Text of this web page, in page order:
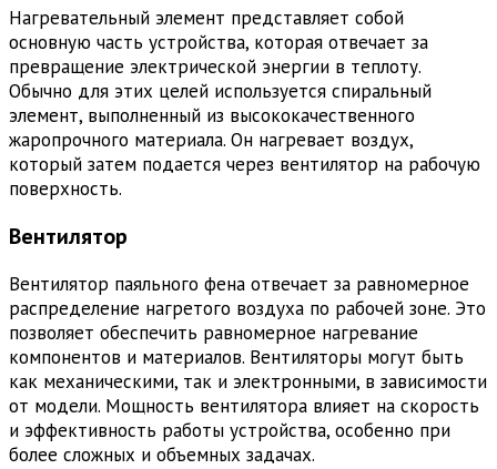
Нагревательный элемент представляет собой
основную часть устройства, которая отвечает за
превращение электрической энергии в теплоту.
Обычно для этих целей используется спиральный
элемент, выполненный из высококачественного
жаропрочного материала. Он нагревает воздух,
который затем подается через вентилятор на рабочую
поверхность.
Вентилятор
Вентилятор паяльного фена отвечает за равномерное
распределение нагретого воздуха по рабочей зоне. Это
позволяет обеспечить равномерное нагревание
компонентов и материалов. Вентиляторы могут быть
как механическими, так и электронными, в зависимости
от модели. Мощность вентилятора влияет на скорость
и эффективность работы устройства, особенно при
более сложных и объемных задачах.